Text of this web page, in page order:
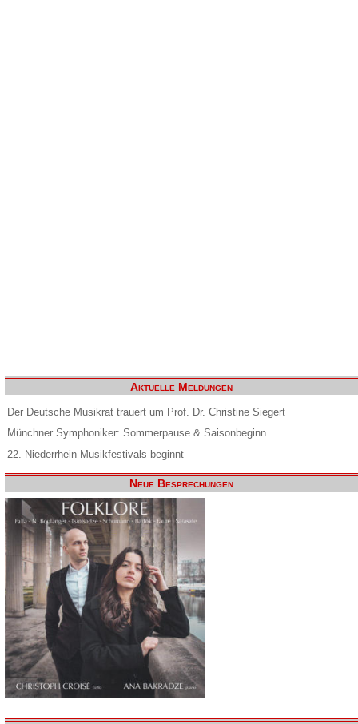
Aktuelle Meldungen
Der Deutsche Musikrat trauert um Prof. Dr. Christine Siegert
Münchner Symphoniker: Sommerpause & Saisonbeginn
22. Niederrhein Musikfestivals beginnt
Neue Besprechungen